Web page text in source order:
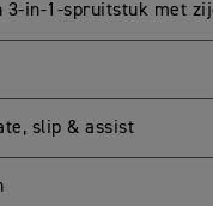
3-in-1-spruitstuk met
slip & assist